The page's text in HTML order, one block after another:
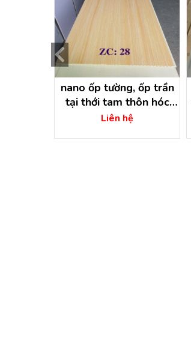
nano ốp tường, ốp trần
tại thới tam thôn hóc
môn – hồ chí minh
Liên hệ